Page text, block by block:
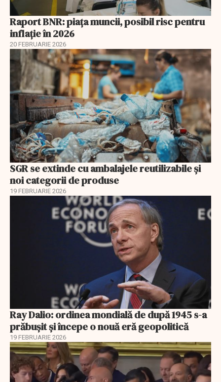
Raport BNR: piața muncii, posibil risc pentru
inflație în 2026
20 FEBRUARIE 2026
SGR se extinde cu ambalajele reutilizabile și
noi categorii de produse
19 FEBRUARIE 2026
Ray Dalio: ordinea mondială de după 1945 s-a
prăbușit și începe o nouă eră geopolitică
19 FEBRUARIE 2026